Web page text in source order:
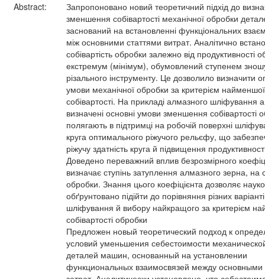
Abstract:
Запропоновано новий теоретичний підхід до
зменшення собівартості механічної обробки
заснований на встановленні функціональних
між основними статтями витрат. Аналітично
собівартість обробки залежно від продуктивності
екстремум (мінімум), обумовлений ступенем
різального інструменту. Це дозволило визначити
умови механічної обробки за критерієм найменшої
собівартості. На прикладі алмазного шліфування
визначені основні умови зменшення собівартості
полягають в підтримці на робочій поверхні
круга оптимального ріжучого рельєфу, що
ріжучу здатність круга й підвищення
Доведено переважний вплив безрозмірного
визначає ступінь затуплення алмазного зерна, на
обробки. Знання цього коефіцієнта дозволяє
обґрунтовано підійти до порівняння різних
шліфування й вибору найкращого за критерієм
собівартості обробки
Предложен новый теоретический подход к
условий уменьшения себестоимости
деталей машин, основанный на установлении
функциональных взаимосвязей между основными